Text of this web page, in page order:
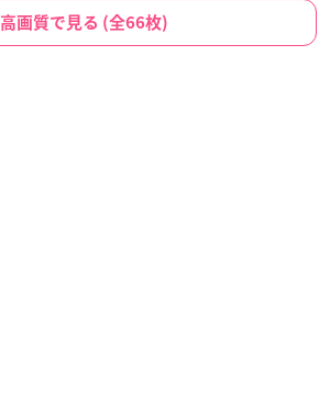
高画質で見る (全66枚)